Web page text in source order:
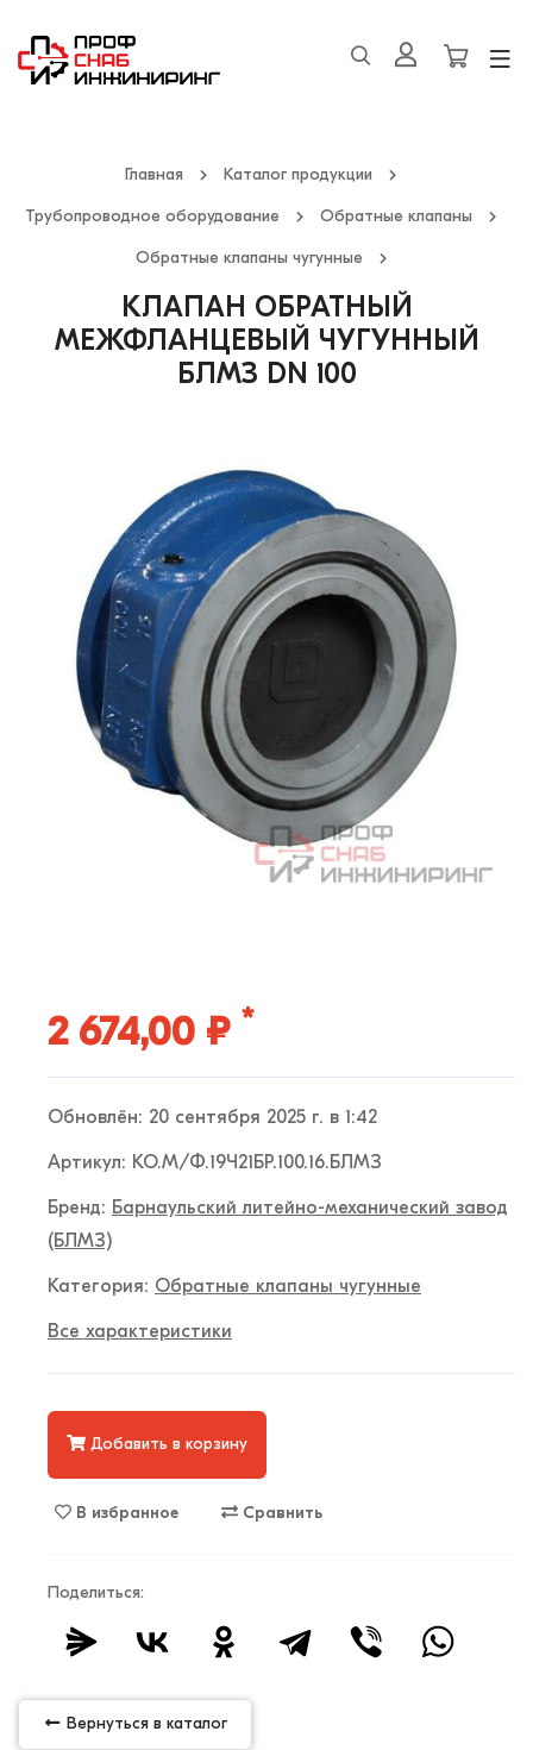
Главная Каталог продукции
Трубопроводное оборудование Обратные клапаны
Обратные клапаны чугунные
КЛАПАН ОБРАТНЫЙ
МЕЖФЛАНЦЕВЫЙ ЧУГУННЫЙ
БЛМЗ DN 100
2 674,00 ₽ *
Обновлён: 20 сентября 2025 г. в 1:42
Артикул: КО.М/Ф.19Ч21БР.100.16.БЛМЗ
Бренд: Барнаульский литейно-механический завод
(БЛМЗ)
Категория: Обратные клапаны чугунные
Все характеристики
Добавить в корзину
В избранное Сравнить
Поделиться:
Вернуться в каталог